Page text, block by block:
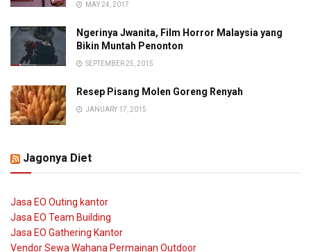
MAY 24, 2017
Ngerinya Jwanita, Film Horror Malaysia yang
Bikin Muntah Penonton
SEPTEMBER 25, 2015
Resep Pisang Molen Goreng Renyah
JANUARY 17, 2015
Jagonya Diet
Jasa EO Outing kantor
Jasa EO Team Building
Jasa EO Gathering Kantor
Vendor Sewa Wahana Permainan Outdoor